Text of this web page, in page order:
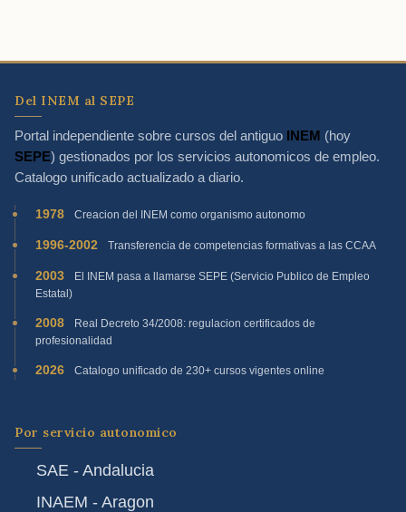
Del INEM al SEPE
Portal independiente sobre cursos del antiguo INEM (hoy
SEPE) gestionados por los servicios autonomicos de empleo.
Catalogo unificado actualizado a diario.
1978 Creacion del INEM como organismo autonomo
1996-2002 Transferencia de competencias formativas a las CCAA
2003
El INEM pasa a llamarse SEPE (Servicio Publico de Empleo
Estatal)
2008
Real Decreto 34/2008: regulacion certificados de
profesionalidad
2026 Catalogo unificado de 230+ cursos vigentes online
Por servicio autonomico
SAE - Andalucia
INAEM - Aragon